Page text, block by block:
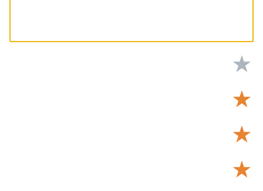
★
★
★
★